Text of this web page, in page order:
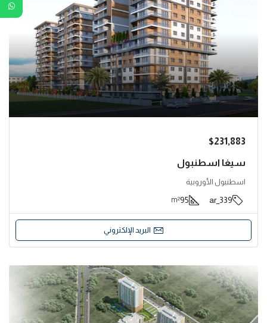
$231,883
سيغا اسطنبول
اسطنبول الأوروبية
339_ar
95
m²
البريد الإلكتروني